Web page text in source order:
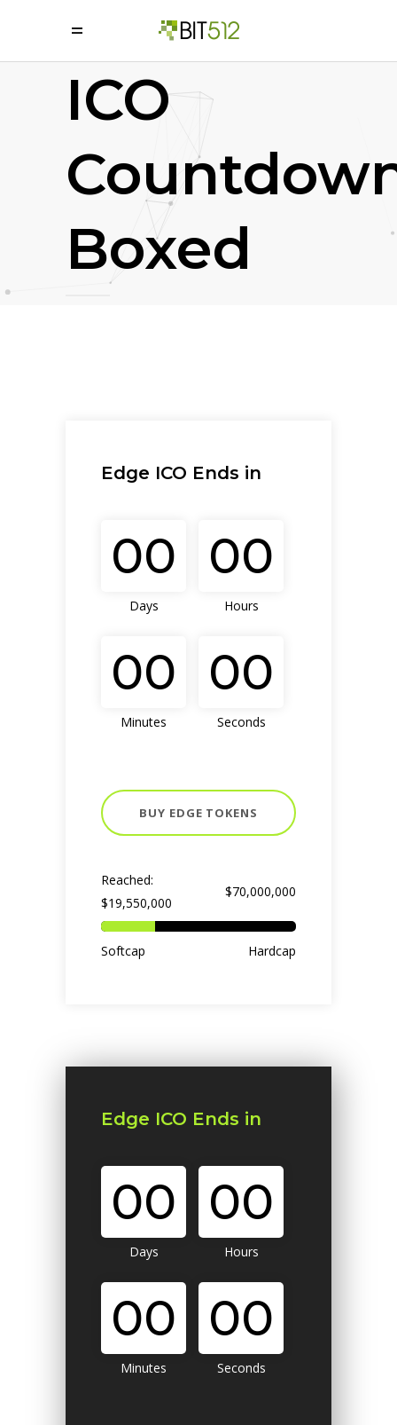
=
ICO
Boxed
Edge ICO Ends in
00
Days
00
Hours
00
Minutes
00
Seconds
BUY EDGE TOKENS
Reached:
$19,550,000
$70,000,000
Softcap Hardcap
Edge ICO Ends in
00
Days
00
Hours
00
Minutes
00
Seconds